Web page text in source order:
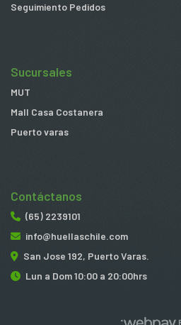
Seguimiento Pedidos
Sucursales
MUT
Mall Casa Costanera
Puerto varas
Contáctanos
(65) 2239101
info@huellaschile.com
San Jose 192, Puerto Varas.
Lun a Dom 10:00 a 20:00hrs